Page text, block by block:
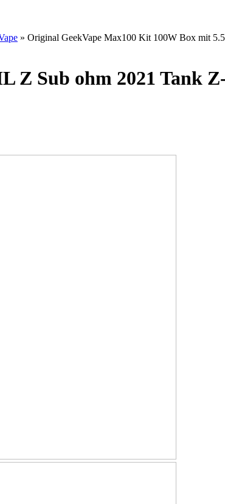
» Original GeekVape Max100 Kit 100W Box mit
Z Sub ohm 2021 Tank